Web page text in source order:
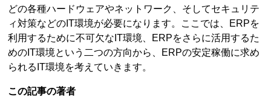
どの各種ハードウェアやネットワーク、そしてセキュリテ
ィ対策などのIT環境が必要になります。ここでは、ERPを
利用するために不可欠なIT環境、ERPをさらに活用するた
めのIT環境という二つの方向から、ERPの安定稼働に求め
られるIT環境を考えていきます。
この記事の著者